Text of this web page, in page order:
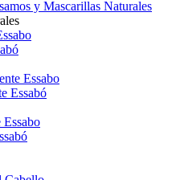
y Mascarillas Naturales
Essabó